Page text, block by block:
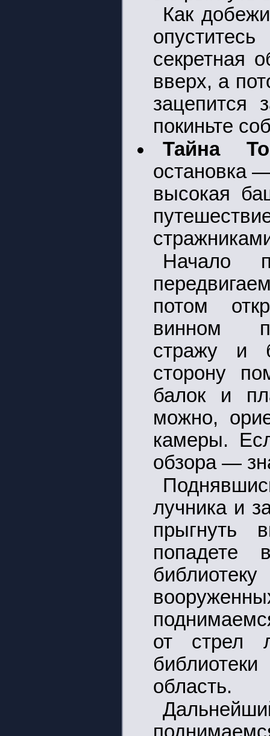
Как
секретная
вверх, а
зацепится
покиньте
Тайна
остановка
высокая
Начало
потом
винном
стражу и
сторону
балок и
можно,
камеры.
обзора —
лучника и
прыгнуть
попадете
от стрел
область.